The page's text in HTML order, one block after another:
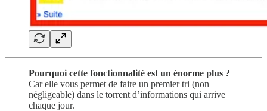
Pourquoi cette fonctionnalité est un énorme plus ?
Car elle vous permet de faire un premier tri (non
négligeable) dans le torrent d’informations qui arrive
chaque jour.